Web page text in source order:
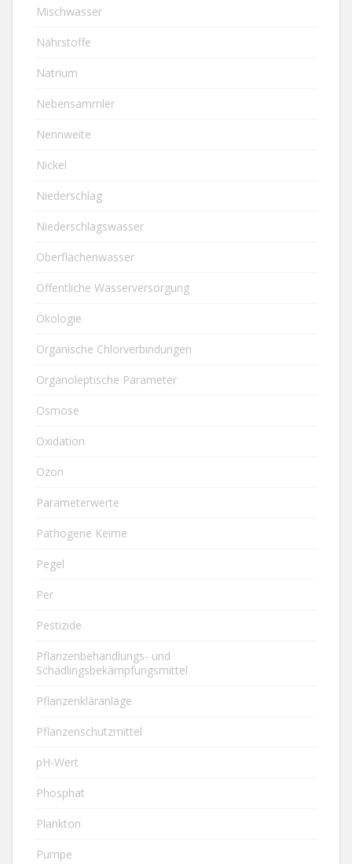
Mischwasser
Nährstoffe
Natrium
Nebensammler
Nennweite
Nickel
Niederschlag
Niederschlagswasser
Oberflächenwasser
Öffentliche Wasserversorgung
Ökologie
Organische Chlorverbindungen
Organoleptische Parameter
Osmose
Oxidation
Ozon
Parameterwerte
Pathogene Keime
Pegel
Per
Pestizide
Pflanzenbehandlungs- und
Schädlingsbekämpfungsmittel
Pflanzenkläranlage
Pflanzenschutzmittel
pH-Wert
Phosphat
Plankton
Pumpe